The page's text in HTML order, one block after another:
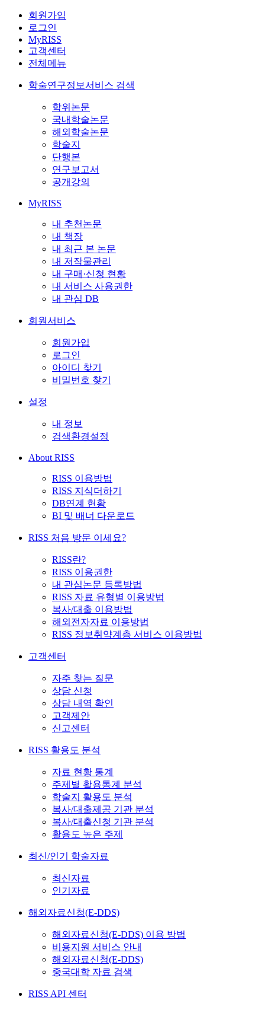
회원가입
로그인
MyRISS
고객센터
전체메뉴
학술연구정보서비스 검색
학위논문
국내학술논문
해외학술논문
학술지
단행본
연구보고서
공개강의
MyRISS
내 추천논문
내 책장
내 최근 본 논문
내 저작물관리
내 구매·신청 현황
내 서비스 사용권한
내 관심 DB
회원서비스
회원가입
로그인
아이디 찾기
비밀번호 찾기
설정
내 정보
검색환경설정
About RISS
RISS 이용방법
RISS 지식더하기
DB연계 현황
BI 및 배너 다운로드
RISS 처음 방문 이세요?
RISS란?
RISS 이용권한
내 관심논문 등록방법
RISS 자료 유형별 이용방법
복사/대출 이용방법
해외전자자료 이용방법
RISS 정보취약계층 서비스 이용방법
고객센터
자주 찾는 질문
상담 신청
상담 내역 확인
고객제안
신고센터
RISS 활용도 분석
자료 현황 통계
주제별 활용통계 분석
학술지 활용도 분석
복사/대출제공 기관 분석
복사/대출신청 기관 분석
활용도 높은 주제
최신/인기 학술자료
최신자료
인기자료
해외자료신청(E-DDS)
해외자료신청(E-DDS) 이용 방법
비용지원 서비스 안내
해외자료신청(E-DDS)
중국대학 자료 검색
RISS API 센터